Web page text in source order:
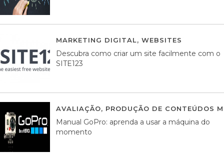
MARKETING DIGITAL, WEBSITES
Descubra como criar um site facilmente com o
SITE123
AVALIAÇÃO, PRODUÇÃO DE CONTEÚDOS
Manual GoPro: aprenda a usar a máquina do
momento